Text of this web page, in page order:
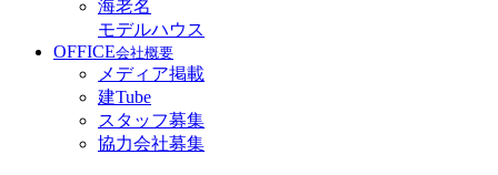
海老名
モデルハウス
OFFICE会社概要
メディア掲載
建Tube
スタッフ募集
協力会社募集